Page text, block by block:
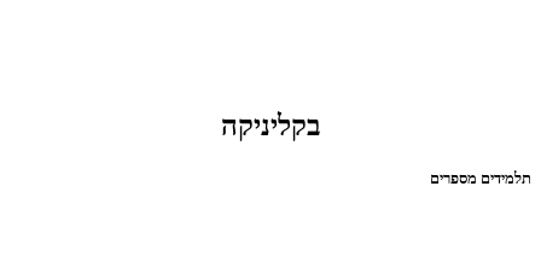
בקליניקה
תלמידים מספרים